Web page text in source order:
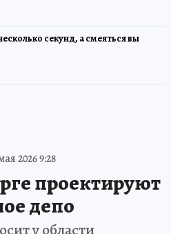
секунд, а смеяться вы
2026 9:28
проектируют
депо